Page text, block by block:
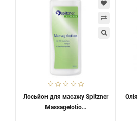
Лосьйон для масажу Spitzner
Massagelotio...